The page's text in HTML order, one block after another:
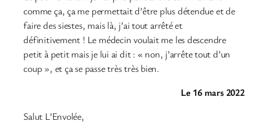
comme ça, ça me permettait d’être plus détendue et de
faire des siestes, mais là, j’ai tout arrêté et
définitivement ! Le médecin voulait me les descendre
petit à petit mais je lui ai dit : « non, j’arrête tout d’un
coup », et ça se passe très très bien.
Le 16 mars 2022
Salut L’Envolée,